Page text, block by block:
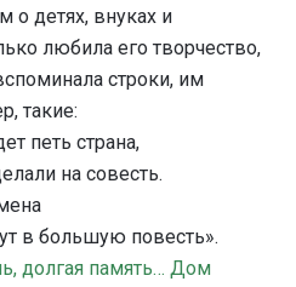
о детях, внуках и
любила его творчество,
строки, им
такие:
петь страна,
на совесть.
в большую повесть».
долгая память… Дом